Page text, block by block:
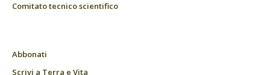
Comitato tecnico scientifico
Abbonati
Scrivi a Terra e Vita